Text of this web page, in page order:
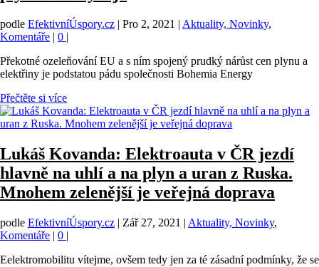
podle EfektivníÚspory.cz | Pro 2, 2021 | Aktuality, Novinky,
Komentáře | 0 |
Překotné ozeleňování EU a s ním spojený prudký nárůst cen plynu a
elektřiny je podstatou pádu společnosti Bohemia Energy
Přečtěte si více
Lukáš Kovanda: Elektroauta v ČR jezdí
hlavně na uhlí a na plyn a uran z Ruska.
Mnohem zelenější je veřejná doprava
podle EfektivníÚspory.cz | Zář 27, 2021 | Aktuality, Novinky,
Komentáře | 0 |
Eelektromobilitu vítejme, ovšem tedy jen za té zásadní podmínky, že se